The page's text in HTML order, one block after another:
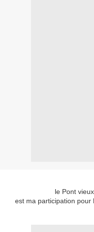
le Pont
est ma participation